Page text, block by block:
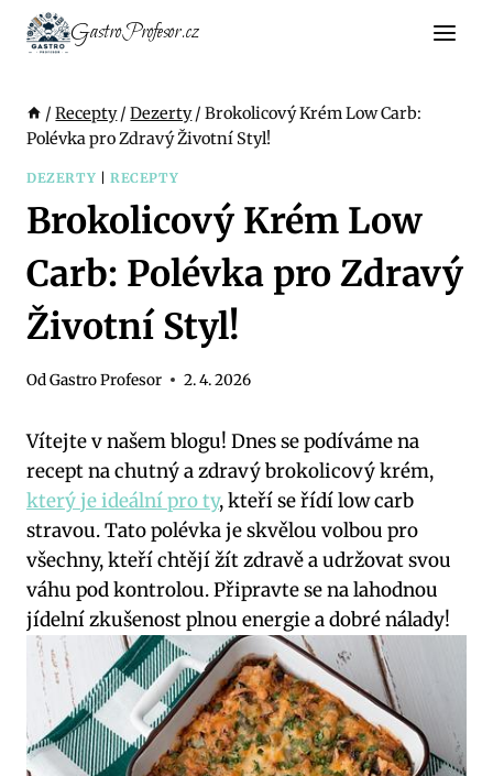
Přeskočit
GastroProfesor.cz
/ Recepty/ Dezerty/ Brokolicový Krém Low Carb:
Polévka pro Zdravý Životní Styl!
DEZERTY RECEPTY
Brokolicový Krém Low
Carb: Polévka pro Zdravý
Životní Styl!
OdGastro Profesor 2. 4. 2026
Vítejte v našem blogu! Dnes se podíváme na
recept na chutný a zdravý brokolicový krém,
který je ideální pro ty, kteří se řídí low carb
stravou. Tato polévka je skvělou volbou pro
všechny, kteří chtějí žít zdravě a udržovat svou
váhu pod kontrolou. Připravte se na lahodnou
jídelní zkušenost plnou energie a dobré nálady!